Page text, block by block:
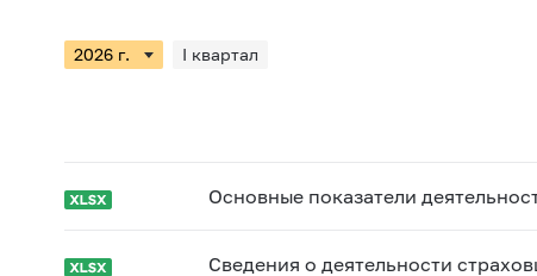
I квартал
Основные показатели
Cведения о деятельности